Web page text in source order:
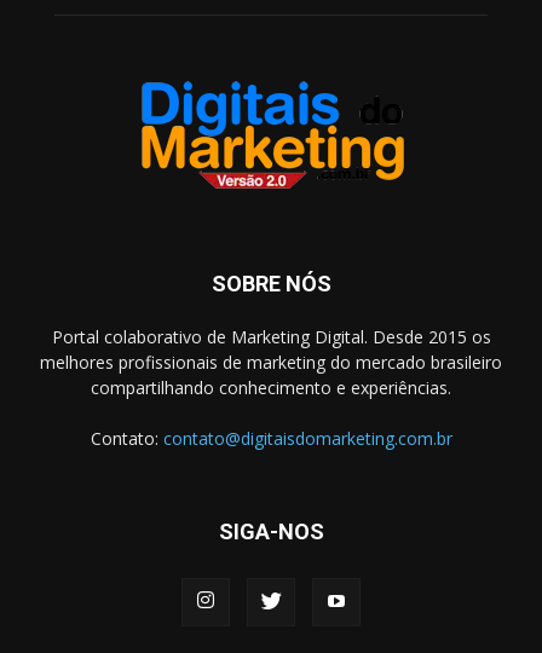
SOBRE NÓS
Portal colaborativo de Marketing Digital. Desde 2015 os
melhores profissionais de marketing do mercado brasileiro
compartilhando conhecimento e experiências.
Contato: contato@digitaisdomarketing.com.br
SIGA-NOS